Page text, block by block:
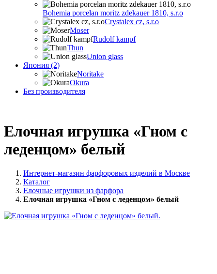
Bohemia porcelan moritz zdekauer 1810, s.r.o
Crystalex cz, s.r.o
Moser
Rudolf kampf
Thun
Union glass
Япония (2)
Noritake
Okura
Без производителя
Елочная игрушка «Гном с
леденцом» белый
Интернет-магазин фарфоровых изделий в Москве
Каталог
Елочные игрушки из фарфора
Елочная игрушка «Гном с леденцом» белый